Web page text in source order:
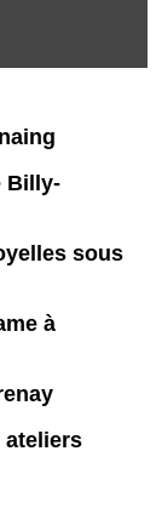
Billy-
sous
à
ateliers